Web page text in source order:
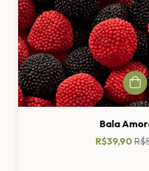
Bala
R$39,90